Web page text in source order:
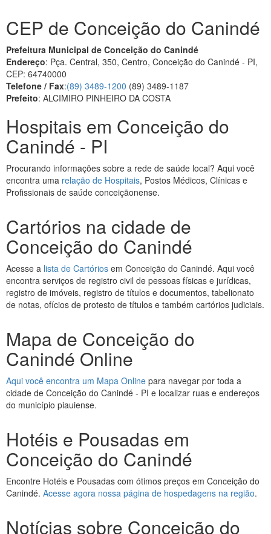
CEP de Conceição do Canindé
Prefeitura Municipal de Conceição do Canindé
Endereço: Pça. Central, 350, Centro, Conceição do Canindé - PI,
CEP: 64740000
Telefone / Fax:(89) 3489-1200 (89) 3489-1187
Prefeito: ALCIMIRO PINHEIRO DA COSTA
Hospitais em Conceição do
Canindé - PI
Procurando informações sobre a rede de saúde local? Aqui você
encontra uma relação de Hospitais, Postos Médicos, Clínicas e
Profissionais de saúde conceiçãonense.
Cartórios na cidade de
Conceição do Canindé
Acesse a lista de Cartórios em Conceição do Canindé. Aqui você
encontra serviços de registro civil de pessoas físicas e jurídicas,
registro de imóveis, registro de títulos e documentos, tabelionato
de notas, ofícios de protesto de títulos e também cartórios judiciais.
Mapa de Conceição do
Canindé Online
Aqui você encontra um Mapa Online para navegar por toda a
cidade de Conceição do Canindé - PI e localizar ruas e endereços
do município piauiense.
Hotéis e Pousadas em
Conceição do Canindé
Encontre Hotéis e Pousadas com ótimos preços em Conceição do
Canindé. Acesse agora nossa página de hospedagens na região.
Notícias sobre Conceição do